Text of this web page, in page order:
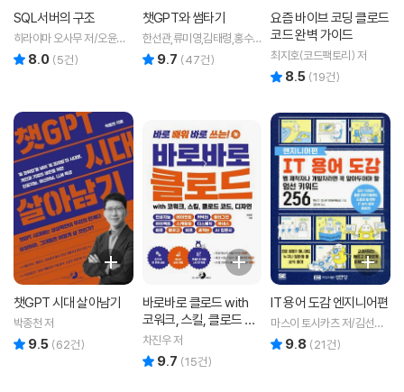
SQL서버의 구조
히라야마 오사무 저/오윤기,
김기태 역
8.0 (5건)
챗GPT와 썸타기
한선관,류미영,김태령,홍수
빈,임새이,김도용 저
9.7 (47건)
요즘 바이브 코딩 클로드
코드 완벽 가이드
최지호(코드팩토리) 저
8.5 (19건)
챗GPT 시대 살아남기
박종천 저
9.5 (62건)
바로바로 클로드 with
코워크, 스킬, 클로드 코
드, 디자인
차진우 저
9.7 (15건)
IT 용어 도감 엔지니어편
마스이 토시카츠 저/김선숙
역 9.8 (21건)